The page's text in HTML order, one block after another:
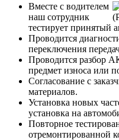
Вместе с водителем
наш сотрудник
тестирует принятый
Проводится
переключения
Проводится разбор
предмет износа или
Согласование с
материалов.
Установка новых
установка на
Повторное
отремонтированной